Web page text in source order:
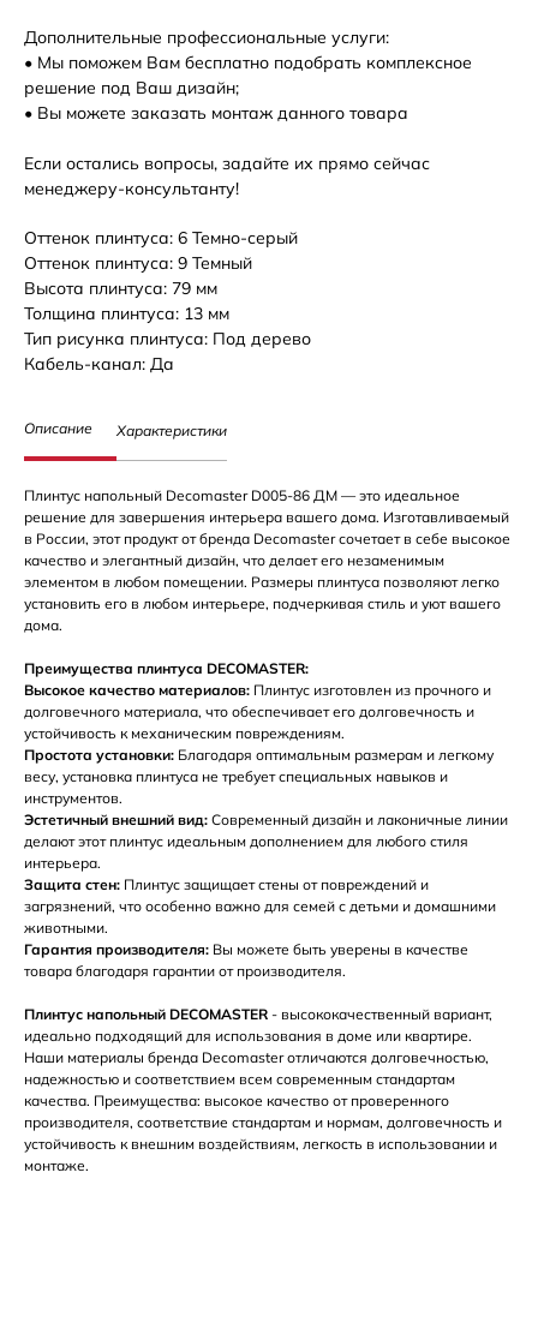
Дополнительные профессиональные услуги:
• Мы поможем Вам бесплатно подобрать комплексное
решение под Ваш дизайн;
• Вы можете заказать монтаж данного товара
Если остались вопросы, задайте их прямо сейчас
менеджеру-консультанту!
Оттенок плинтуса: 6 Темно-серый
Оттенок плинтуса: 9 Темный
Высота плинтуса: 79 мм
Толщина плинтуса: 13 мм
Тип рисунка плинтуса: Под дерево
Кабель-канал: Да
Описание Характеристики
Плинтус напольный Decomaster D005-86 ДМ — это идеальное
решение для завершения интерьера вашего дома. Изготавливаемый
в России, этот продукт от бренда Decomaster сочетает в себе высокое
качество и элегантный дизайн, что делает его незаменимым
элементом в любом помещении. Размеры плинтуса позволяют легко
установить его в любом интерьере, подчеркивая стиль и уют вашего
дома.
Преимущества плинтуса DECOMASTER:
Высокое качество материалов: Плинтус изготовлен из прочного и
долговечного материала, что обеспечивает его долговечность и
устойчивость к механическим повреждениям.
Простота установки: Благодаря оптимальным размерам и легкому
весу, установка плинтуса не требует специальных навыков и
инструментов.
Эстетичный внешний вид: Современный дизайн и лаконичные линии
делают этот плинтус идеальным дополнением для любого стиля
интерьера.
Защита стен: Плинтус защищает стены от повреждений и
загрязнений, что особенно важно для семей с детьми и домашними
животными.
Гарантия производителя: Вы можете быть уверены в качестве
товара благодаря гарантии от производителя.
Плинтус напольный DECOMASTER - высококачественный вариант,
идеально подходящий для использования в доме или квартире.
Наши материалы бренда Decomaster отличаются долговечностью,
надежностью и соответствием всем современным стандартам
качества. Преимущества: высокое качество от проверенного
производителя, соответствие стандартам и нормам, долговечность и
устойчивость к внешним воздействиям, легкость в использовании и
монтаже.